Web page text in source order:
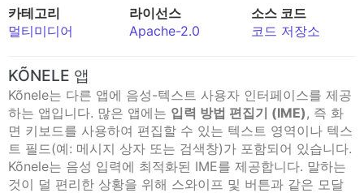
카테고리
멀티미디어
라이선스
Apache-2.0
소스 코드
코드 저장소
KÕNELE 앱
Kõnele는 다른 앱에 음성-텍스트 사용자 인터페이스를 제공
하는 앱입니다. 많은 앱에는 입력 방법 편집기 (IME), 즉 화
면 키보드를 사용하여 편집할 수 있는 텍스트 영역이나 텍스
트 필드(예: 메시지 상자 또는 검색창)가 포함되어 있습니다.
Kõnele는 음성 입력에 최적화된 IME를 제공합니다. 말하는
것이 덜 편리한 상황을 위해 스와이프 및 버튼과 같은 모달